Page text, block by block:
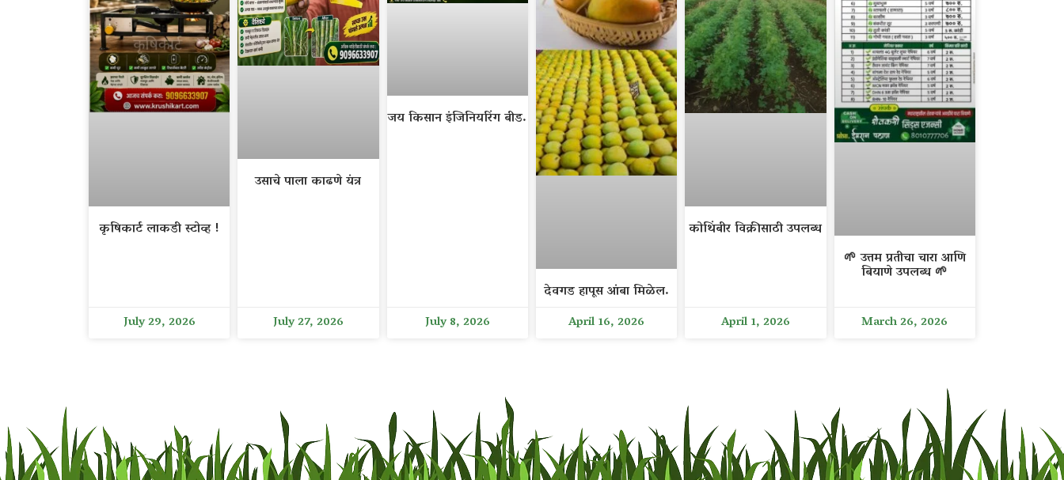
कृषिकार्ट लाकडी स्टोव्ह !
July 29, 2026
उसाचे पाला काढणे यंत्र
July 27, 2026
जय किसान इंजिनियरिंग बीड.
July 8, 2026
देवगड हापूस आंबा मिळेल.
April 16, 2026
कोथिंबीर विक्रीसाठी उपलब्ध
April 1, 2026
🌱 उत्तम प्रतीचा चारा आणि
बियाणे उपलब्ध 🌱
March 26, 2026